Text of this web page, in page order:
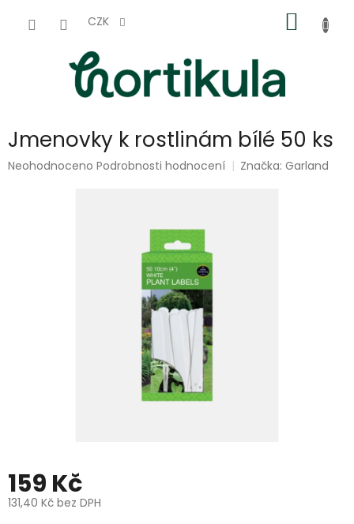
CZK
KOŠÍK
Jmenovky k rostlinám bílé 50 ks
Průměrné
Neohodnoceno Podrobnosti hodnocení Značka:Garland
159 Kč
131,40 Kč bez DPH